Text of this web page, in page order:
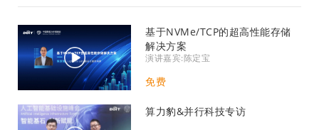
基于NVMe/TCP的超高性能存储
解决方案
演讲嘉宾:陈定宝
免费
算力豹&并行科技专访